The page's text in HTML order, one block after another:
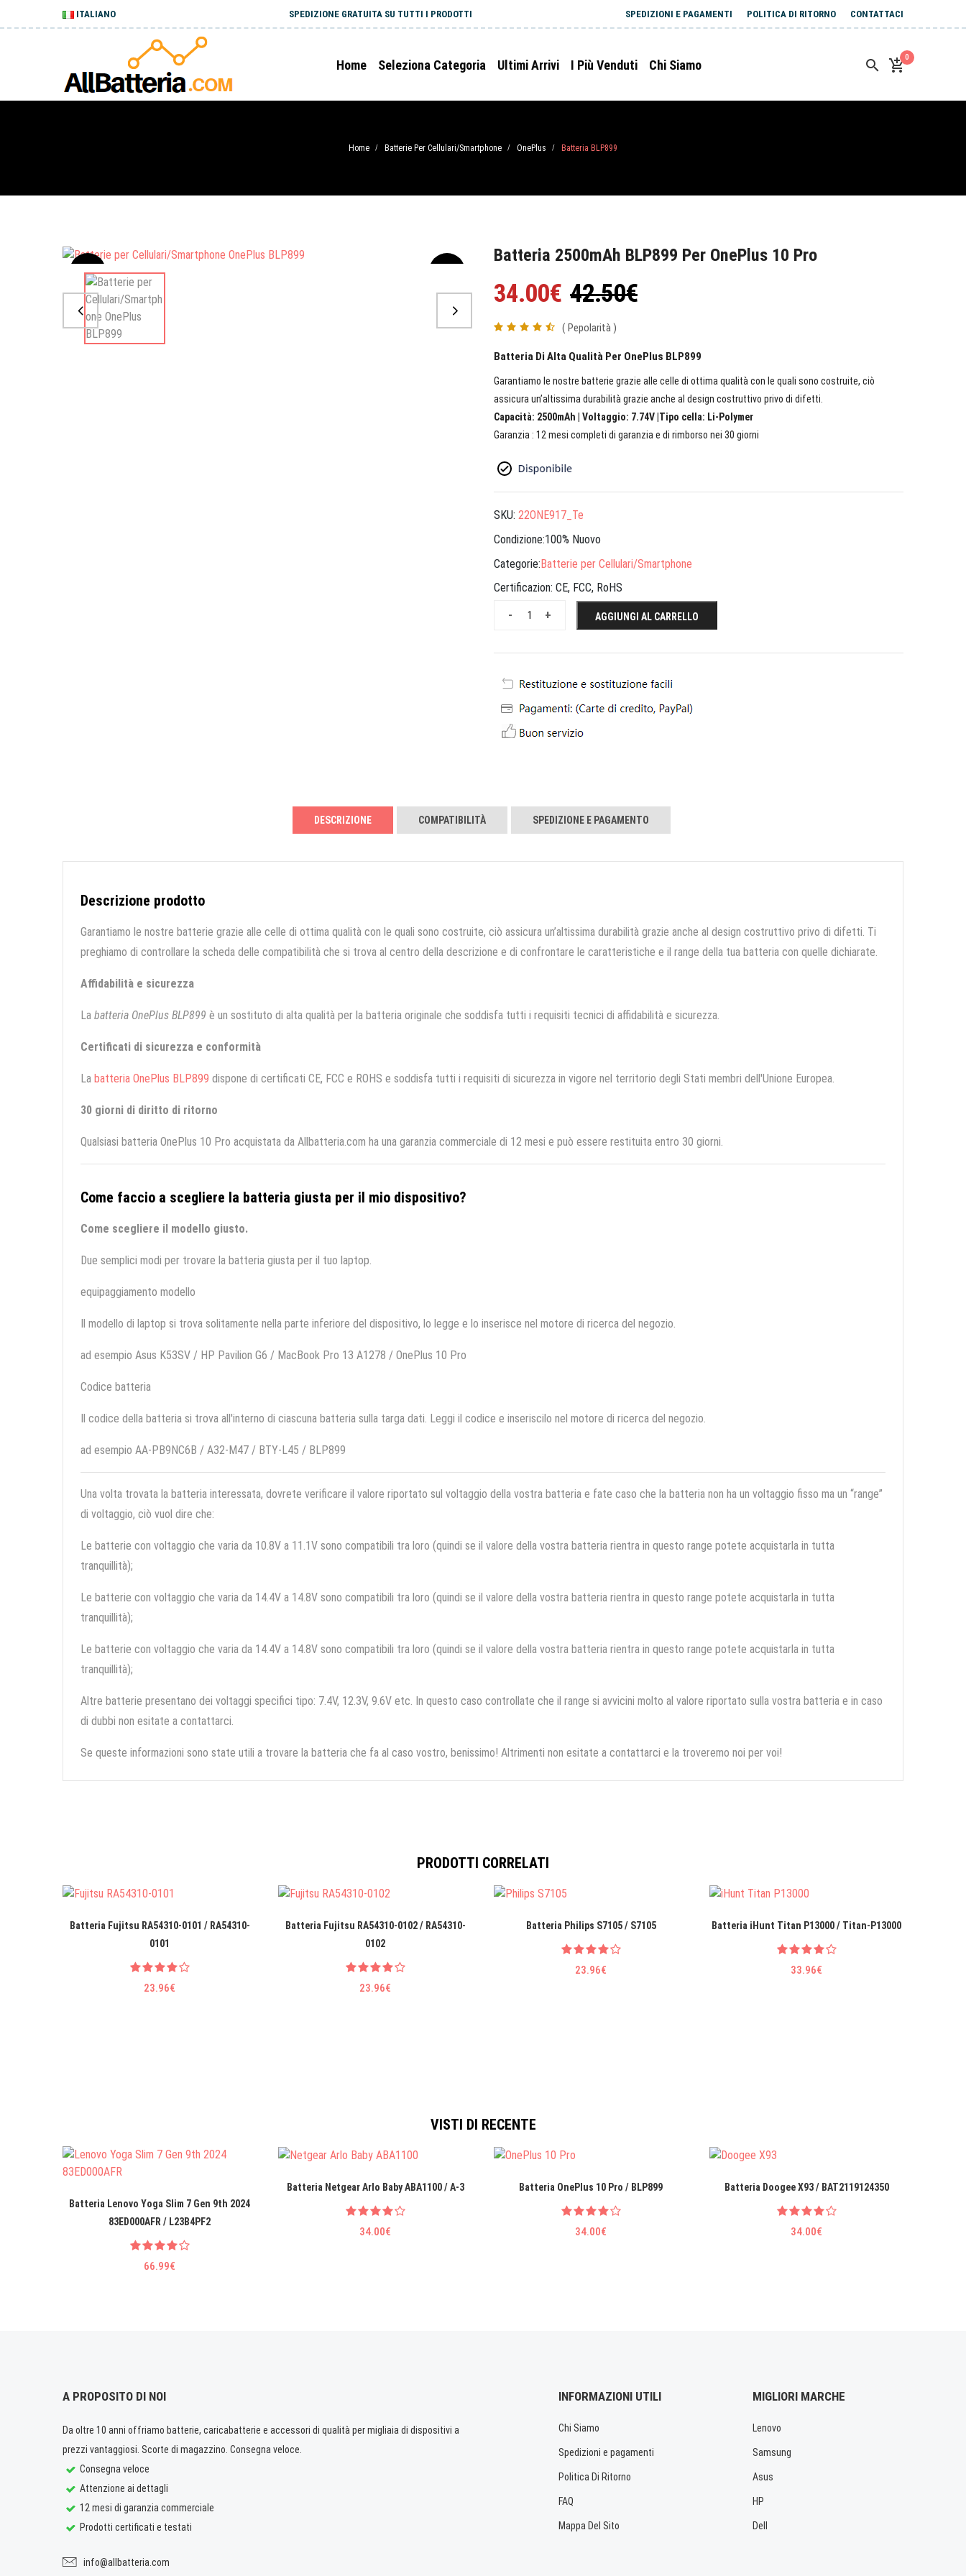
ITALIANO SPEDIZIONE GRATUITA SU TUTTI I PRODOTTI SPEDIZIONI E PAGAMENTI POLITICA DI RITORNO CONTATTACI
Home Seleziona Categoria Ultimi Arrivi I Più Venduti Chi Siamo
0
Home / Batterie Per Cellulari/Smartphone / OnePlus / Batteria BLP899
Sale
Batteria 2500mAh BLP899 Per OnePlus 10 Pro
34.00€ 42.50€
( Pepolarità )
Batteria Di Alta Qualità Per OnePlus BLP899
Garantiamo le nostre batterie grazie alle celle di ottima qualità con le quali sono costruite, ciò
assicura un’altissima durabilità grazie anche al design costruttivo privo di difetti.
Capacità: 2500mAh | Voltaggio: 7.74V |Tipo cella: Li-Polymer
Garanzia : 12 mesi completi di garanzia e di rimborso nei 30 giorni
SKU: 22ONE917_Te
Condizione:100% Nuovo
Categorie:Batterie per Cellulari/Smartphone
Certificazion: CE, FCC, RoHS
+
- AGGIUNGI AL CARRELLO
DESCRIZIONE COMPATIBILITÀ SPEDIZIONE E PAGAMENTO
Descrizione prodotto
Garantiamo le nostre batterie grazie alle celle di ottima qualità con le quali sono costruite, ciò assicura un’altissima durabilità grazie anche al design costruttivo privo di difetti. Ti
preghiamo di controllare la scheda delle compatibilità che si trova al centro della descrizione e di confrontare le caratteristiche e il range della tua batteria con quelle dichiarate.
Affidabilità e sicurezza
La batteria OnePlus BLP899 è un sostituto di alta qualità per la batteria originale che soddisfa tutti i requisiti tecnici di affidabilità e sicurezza.
Certificati di sicurezza e conformità
La batteria OnePlus BLP899 dispone di certificati CE, FCC e ROHS e soddisfa tutti i requisiti di sicurezza in vigore nel territorio degli Stati membri dell'Unione Europea.
30 giorni di diritto di ritorno
Qualsiasi batteria OnePlus 10 Pro acquistata da Allbatteria.com ha una garanzia commerciale di 12 mesi e può essere restituita entro 30 giorni.
Come faccio a scegliere la batteria giusta per il mio dispositivo?
Come scegliere il modello giusto.
Due semplici modi per trovare la batteria giusta per il tuo laptop.
equipaggiamento modello
Il modello di laptop si trova solitamente nella parte inferiore del dispositivo, lo legge e lo inserisce nel motore di ricerca del negozio.
ad esempio Asus K53SV / HP Pavilion G6 / MacBook Pro 13 A1278 / OnePlus 10 Pro
Codice batteria
Il codice della batteria si trova all'interno di ciascuna batteria sulla targa dati. Leggi il codice e inseriscilo nel motore di ricerca del negozio.
ad esempio AA-PB9NC6B / A32-M47 / BTY-L45 / BLP899
Una volta trovata la batteria interessata, dovrete verificare il valore riportato sul voltaggio della vostra batteria e fate caso che la batteria non ha un voltaggio fisso ma un “range”
di voltaggio, ciò vuol dire che:
Le batterie con voltaggio che varia da 10.8V a 11.1V sono compatibili tra loro (quindi se il valore della vostra batteria rientra in questo range potete acquistarla in tutta
tranquillità);
Le batterie con voltaggio che varia da 14.4V a 14.8V sono compatibili tra loro (quindi se il valore della vostra batteria rientra in questo range potete acquistarla in tutta
tranquillità);
Le batterie con voltaggio che varia da 14.4V a 14.8V sono compatibili tra loro (quindi se il valore della vostra batteria rientra in questo range potete acquistarla in tutta
tranquillità);
Altre batterie presentano dei voltaggi specifici tipo: 7.4V, 12.3V, 9.6V etc. In questo caso controllate che il range si avvicini molto al valore riportato sulla vostra batteria e in caso
di dubbi non esitate a contattarci.
Se queste informazioni sono state utili a trovare la batteria che fa al caso vostro, benissimo! Altrimenti non esitate a contattarci e la troveremo noi per voi!
PRODOTTI CORRELATI
Batteria Fujitsu RA54310-0101 / RA54310-
0101
23.96€
Batteria Fujitsu RA54310-0102 / RA54310-
0102
23.96€
Batteria Philips S7105 / S7105
23.96€
Batteria iHunt Titan P13000 / Titan-P13000
33.96€
VISTI DI RECENTE
Batteria Lenovo Yoga Slim 7 Gen 9th 2024
83ED000AFR / L23B4PF2
66.99€
Batteria Netgear Arlo Baby ABA1100 / A-3
34.00€
Batteria OnePlus 10 Pro / BLP899
34.00€
Batteria Doogee X93 / BAT2119124350
34.00€
A PROPOSITO DI NOI
Da oltre 10 anni offriamo batterie, caricabatterie e accessori di qualità per migliaia di dispositivi a
prezzi vantaggiosi. Scorte di magazzino. Consegna veloce.
Consegna veloce
Attenzione ai dettagli
12 mesi di garanzia commerciale
Prodotti certificati e testati
info@allbatteria.com
INFORMAZIONI UTILI
Chi Siamo
Spedizioni e pagamenti
Politica Di Ritorno
FAQ
Mappa Del Sito
MIGLIORI MARCHE
Lenovo
Samsung
Asus
HP
Dell